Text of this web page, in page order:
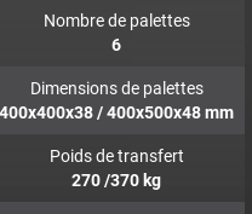
Nombre de palettes
6
Dimensions de palettes
400x400x38 / 400x500x48mm
Poids de transfert
270/370 kg